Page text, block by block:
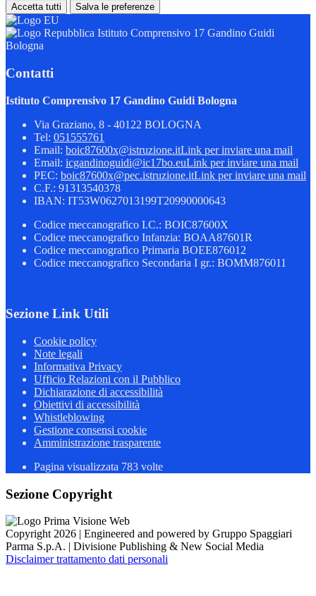
Accetta tutti Salva le preferenze
Istituto Comprensivo 17 Gandino Guidi
Bologna
Contatti
Istituto Comprensivo 17 Gandino Guidi Bologna
Via Graziano, 8 - 40122 BOLOGNA
Tel: 051555761
Email: boic87600x@istruzione.itLink per inviare una mail
Email: icgandinoguidi@ic17bo.euLink per inviare una mail
PEC: boic87600x@pec.istruzione.itLink per inviare una mail
C.F.: 91313540378
IBAN: IT53W0627013199T20990000643
Codice meccanografico I.C.: BOIC87600X
Codice meccanografico Infanzia: BOAA87601R
Codice meccanografico Primaria BOEE876012
Codice meccanografico Secondaria I gr.: BOMM876011
Sezione Link Utili
Cookie policy
Note legali
Informativa Privacy
Ufficio Relazioni con il Pubblico
Dichiarazione di accessibilità
Obiettivi di accessibilità
Whistleblowing
Gestione consensi cookie
Amministrazione trasparente
Pagina visualizzata 783 volte
Sezione Copyright
Copyright 2026 | Engineered and powered by Gruppo Spaggiari
Parma S.p.A. | Divisione Publishing & New Social Media
Disclaimer trattamento dati personali